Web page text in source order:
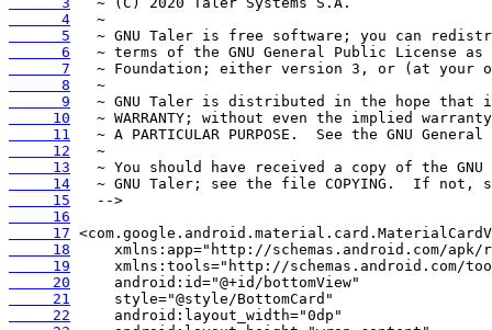
      4
      5
      6
      7
      8
      9
     10
     11
     12
     13
     14
     15
     16
     17
     18
     19
     20
     21
     22